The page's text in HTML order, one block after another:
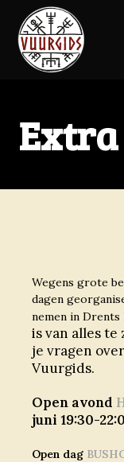
Extra
Wegens grote
dagen
nemen in Drents
is van alles
je vragen
Vuurgids.
Open avond
juni 19:30-
Open dag